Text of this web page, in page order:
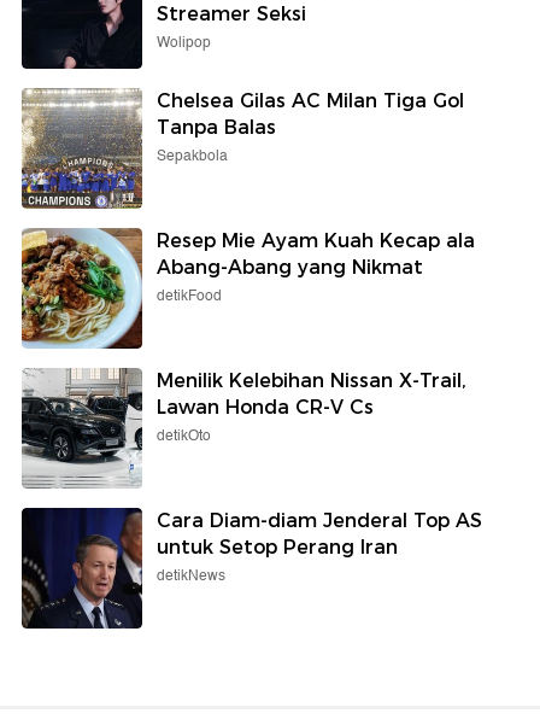
Streamer Seksi
Wolipop
Chelsea Gilas AC Milan Tiga Gol
Tanpa Balas
Sepakbola
Resep Mie Ayam Kuah Kecap ala
Abang-Abang yang Nikmat
detikFood
Menilik Kelebihan Nissan X-Trail,
Lawan Honda CR-V Cs
detikOto
Cara Diam-diam Jenderal Top AS
untuk Setop Perang Iran
detikNews